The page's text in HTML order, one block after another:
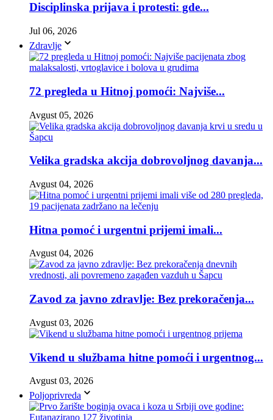
Disciplinska prijava i protesti: gde...
Jul 06, 2026
Zdravlje
72 pregleda u Hitnoj pomoći: Najviše...
Avgust 05, 2026
Velika gradska akcija dobrovoljnog davanja...
Avgust 04, 2026
Hitna pomoć i urgentni prijemi imali...
Avgust 04, 2026
Zavod za javno zdravlje: Bez prekoračenja...
Avgust 03, 2026
Vikend u službama hitne pomoći i urgentnog...
Avgust 03, 2026
Poljoprivreda